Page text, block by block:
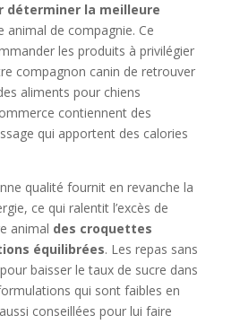
déterminer la meilleure
animal de compagnie. Ce
les produits à privilégier
compagnon canin de retrouver
aliments pour chiens
contiennent des
qui apportent des calories
qualité fournit en revanche la
ce qui ralentit l’excès de
animal des croquettes
équilibrées. Les repas sans
baisser le taux de sucre dans
qui sont faibles en
conseillées pour lui faire